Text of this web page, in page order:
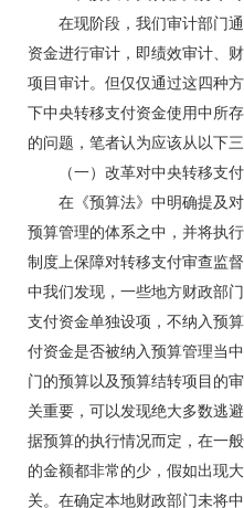
在现阶段，我们审计部门通
资金进行审计，即绩效审计、
项目审计。但仅仅通过这四种
下中央转移支付资金使用中所
的问题，笔者认为应该从以下
（一）改革对中央转移支付
在《预算法》中明确提及对
预算管理的体系之中，并将执
制度上保障对转移支付审查监
中我们发现，一些地方财政部
支付资金单独设项，不纳入预
付资金是否被纳入预算管理当
门的预算以及预算结转项目的
关重要，可以发现绝大多数逃
据预算的执行情况而定，在一
的金额都非常的少，假如出现
关。在确定本地财政部门未将